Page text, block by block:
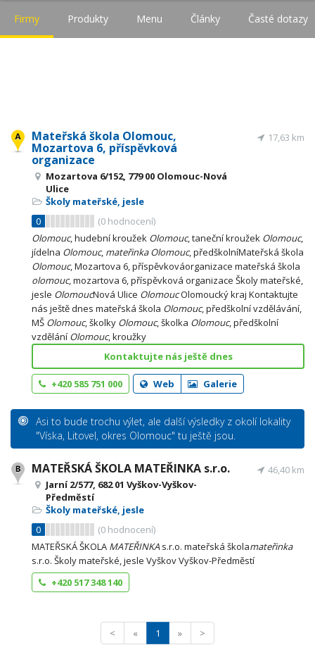
Firmy Produkty Menu Články Časté dotazy
Mateřská škola Olomouc,
Mozartova 6, příspěvková
organizace
Mozartova 6/152, 779 00 Olomouc-Nová
Ulice
Školy mateřské, jesle
0
(0 hodnocení)
17,63 km
Olomouc, hudební kroužek Olomouc, taneční kroužek Olomouc,
jídelna Olomouc, mateřinka Olomouc, předškolníMateřská škola
Olomouc, Mozartova 6, příspěvkováorganizace mateřská škola
olomouc, mozartova 6, příspěvková organizace Školy mateřské,
jesle OlomoucNová Ulice OlomoucOlomoucký kraj Kontaktujte
nás ještě dnes mateřská škola Olomouc, předškolní vzdělávání,
MŠ Olomouc, školky Olomouc, školka Olomouc, předškolní
vzdělání Olomouc, kroužky
Kontaktujte nás ještě dnes
+420 585 751 000 Web Galerie
Asi to bude trochu výlet, ale další výsledky z okolí lokality
"Víska, Litovel, okres Olomouc" tu ještě jsou.
MATEŘSKÁ ŠKOLA MATEŘINKA s.r.o.
Jarní 2/577, 682 01 Vyškov-Vyškov-
Předměstí
Školy mateřské, jesle
0
(0 hodnocení)
46,40 km
MATEŘSKÁ ŠKOLA MATEŘINKAs.r.o. mateřská školamateřinka
s.r.o. Školy mateřské, jesle Vyškov Vyškov-Předměstí
+420 517 348 140
< « 1 » >